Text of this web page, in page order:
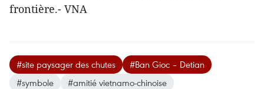
frontière.- VNA
#site paysager des chutes
#Ban Gioc – Detian
#symbole
#amitié vietnamo-chinoise